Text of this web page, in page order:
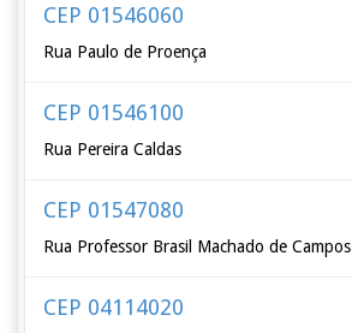
CEP 01546060
Rua Paulo de Proença
CEP 01546100
Rua Pereira Caldas
CEP 01547080
Rua Professor Brasil Machado de Campos
CEP 04114020